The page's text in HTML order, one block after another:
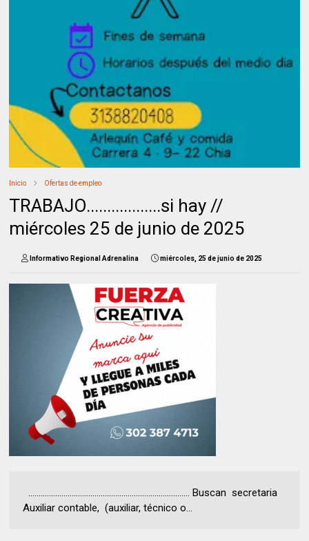
Inicio Ofertas de empleo
TRABAJO..................si hay //
miércoles 25 de junio de 2025
Informativo Regional Adrenalina miércoles, 25 de junio de 2025
.............................................................................. Buscan secretaria
Auxiliar contable, (auxiliar, técnico o...